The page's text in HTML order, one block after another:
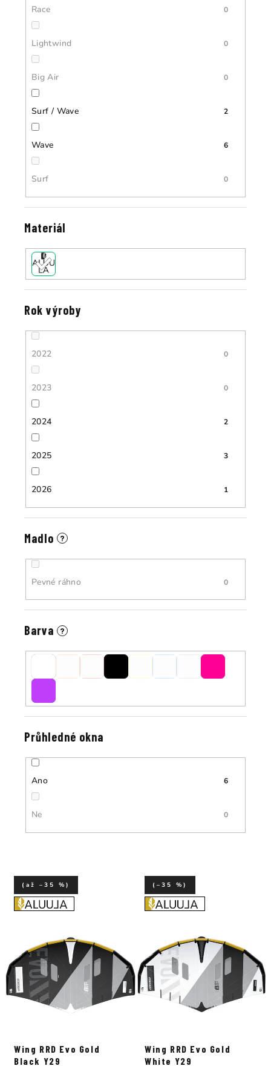
Race 0
Lightwind 0
Big Air 0
Surf / Wave 2
Wave 6
Surf 0
Materiál
Rok výroby
2022 0
2023 0
2024 2
2025 3
2026 1
Madlo ?
Pevné ráhno 0
Barva ?
Průhledné okna
Ano 6
Ne 0
Wing RRD Evo Gold
Black Y29
(až –35 %)
Wing RRD Evo Gold
White Y29
(–35 %)